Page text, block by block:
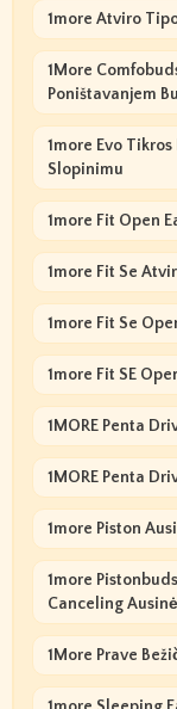
1more Atviro
1More
Poništavanjem
1more Evo
Slopinimu
1more Fit Open
1more Fit Se
1more Fit Se
1more Fit SE
1MORE Penta
1MORE Penta
1more Piston
1more
Canceling
1More Prave